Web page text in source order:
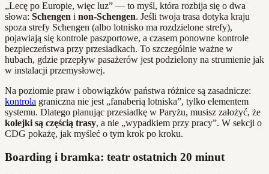
„Lecę po Europie, więc luz” — to myśl, która rozbija się o dwa
słowa: Schengen i non‑Schengen. Jeśli twoja trasa dotyka kraju
spoza strefy Schengen (albo lotnisko ma rozdzielone strefy),
pojawiają się kontrole paszportowe, a czasem ponowne kontrole
bezpieczeństwa przy przesiadkach. To szczególnie ważne w
hubach, gdzie przepływ pasażerów jest podzielony na strumienie jak
w instalacji przemysłowej.
Na poziomie praw i obowiązków państwa różnice są zasadnicze:
kontrola graniczna nie jest „fanaberią lotniska”, tylko elementem
systemu. Dlatego planując przesiadkę w Paryżu, musisz założyć, że
kolejki są częścią trasy, a nie „wypadkiem przy pracy”. W sekcji o
CDG pokażę, jak myśleć o tym krok po kroku.
Boarding i bramka: teatr ostatnich 20 minut